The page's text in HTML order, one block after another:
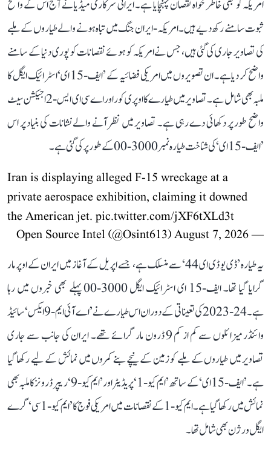
امریکہ کو بھی خاطر خواہ نقصان پہنچایا ہے۔ ایرانی سرکاری میڈیا نے آج اس کے واضح
ثبوت سامنے رکھ دیے ہیں۔ امریکہ-ایران جنگ میں تباہ ہونے والے طیاروں کے ملبے
کی تصاویر جاری کی گئی ہیں، جس نے امریکہ کو ہوئے نقصانات کو پوری دنیا کے سامنے
واضح کر دیا ہے۔ ان تصویروں میں امریکی فضائیہ کے ’ایف-15 ای‘ اسٹرائیک ایگل کا
ملبہ بھی شامل ہے۔ تصاویر میں طیارے کا اوپری کور اور اے سی ای ایس-2 اجیکشن سیٹ
واضح طور پر دکھائی دے رہی ہے۔ تصاویر میں نظر آنے والے نشانات کی بنیاد پر اس
’ایف-15 ای‘ کی شناخت طیارہ نمبر3000-00 کے طور پر کی گئی ہے۔
Iran is displaying alleged F-15 wreckage at a
private aerospace exhibition, claiming it downed
the American jet. pic.twitter.com/jXF6tXLd3t
— Open Source Intel (@Osint613)
August 7, 2026
یہ طیارہ ’ڈی یو ڈی ای 44‘ سے منسلک ہے، جسے اپریل کے آغاز میں ایران کے اوپر مار
گرایا گیا تھا۔ ایف-15 ای اسٹرائیک ایگل 3000-00 پہلے بھی خبروں میں رہا
ہے۔ 24-2023 کی تعیناتی کے دوران اس طیارے نے ’اے آئی ایم-9 ایکس‘ سائیڈ
وائنڈر میزائلوں سے کم از کم 9 ڈرون مار گرائے تھے۔ ایران کی جانب سے جاری
تصاویر میں طیاروں کے ملبے کو زمین کے نیچے بنے کمروں میں نمائش کے لیے رکھا گیا
ہے۔ ’ایف-15 ای‘ کے ساتھ ’ایم کیو-1‘ پریڈیٹر اور ’ایم کیو-9‘ ریپر ڈرونز کا ملبہ بھی
نمائش میں رکھا گیا ہے۔ ایم کیو-1 کے نقصانات میں امریکی فوج کا ’ایم کیو-1 سی‘ گرے
ایگل ورژن بھی شامل تھا۔